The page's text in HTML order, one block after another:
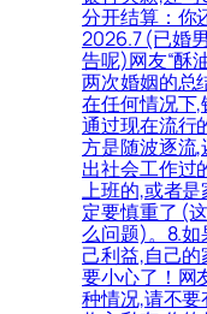
分开结算：你
2026.7 (已婚
告呢)网友“酥
两次婚姻的总
在任何情况下
通过现在流行
方是随波逐流
出社会工作过
上班的,或者
定要慎重了 (
么问题)。8.如
己利益,自己
要小心了！网
种情况,请不要